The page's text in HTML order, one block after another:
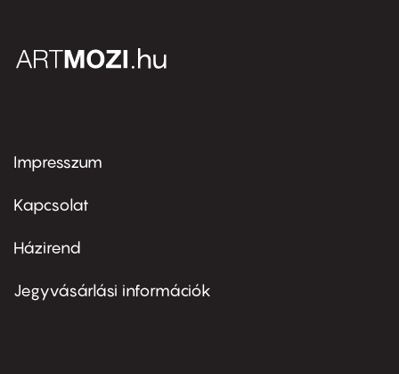
Footer
first
Impresszum
Kapcsolat
Footer
second
Házirend
Jegyvásárlási információk